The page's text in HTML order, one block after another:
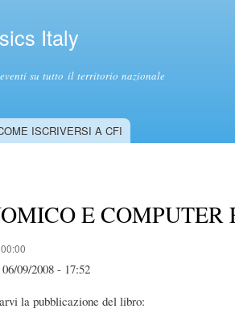
Italy
su tutto il territorio nazionale
ISCRIVERSI A CFI
E COMPUTER
09/2008 - 17:52
la pubblicazione del libro: